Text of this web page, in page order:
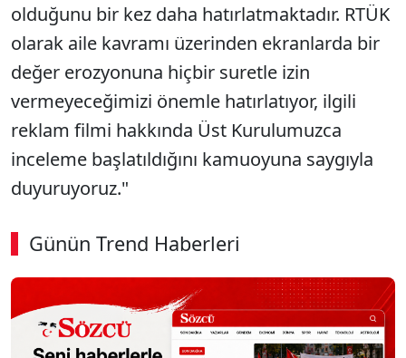
olduğunu bir kez daha hatırlatmaktadır. RTÜK
olarak aile kavramı üzerinden ekranlarda bir
değer erozyonuna hiçbir suretle izin
vermeyeceğimizi önemle hatırlatıyor, ilgili
reklam filmi hakkında Üst Kurulumuzca
inceleme başlatıldığını kamuoyuna saygıyla
duyuruyoruz."
Günün Trend Haberleri
00:01 / 08:43
Sesi Aç